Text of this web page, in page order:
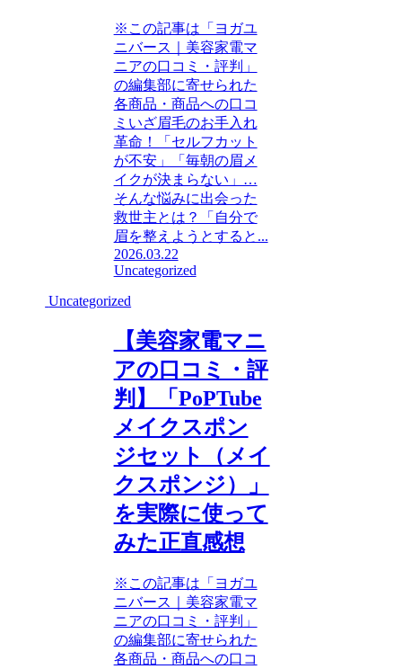
※この記事は「ヨガユ
ニバース｜美容家電マ
ニアの口コミ・評判」
の編集部に寄せられた
各商品・商品への口コ
ミいざ眉毛のお手入れ
革命！「セルフカット
が不安」「毎朝の眉メ
イクが決まらない」…
そんな悩みに出会った
救世主とは？「自分で
眉を整えようとすると...
2026.03.22
Uncategorized
Uncategorized
【美容家電マニ
アの口コミ・評
判】「PoPTube
メイクスポン
ジセット（メイ
クスポンジ）」
を実際に使って
みた正直感想
※この記事は「ヨガユ
ニバース｜美容家電マ
ニアの口コミ・評判」
の編集部に寄せられた
各商品・商品への口コ